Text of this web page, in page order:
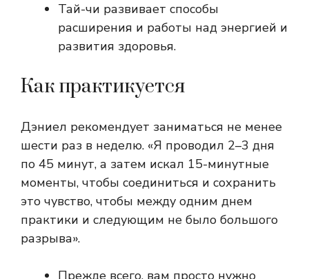
Тай-чи развивает способы
расширения и работы над энергией и
развития здоровья.
Как практикуется
Дэниел рекомендует заниматься не менее
шести раз в неделю. «Я проводил 2–3 дня
по 45 минут, а затем искал 15-минутные
моменты, чтобы соединиться и сохранить
это чувство, чтобы между одним днем ​​​​
практики и следующим не было большого
разрыва».